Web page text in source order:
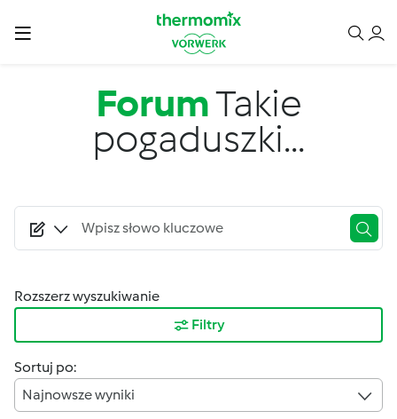
ForumTakie
pogaduszki...
Rozszerz wyszukiwanie
Filtry
Sortuj po:
Najnowsze wyniki